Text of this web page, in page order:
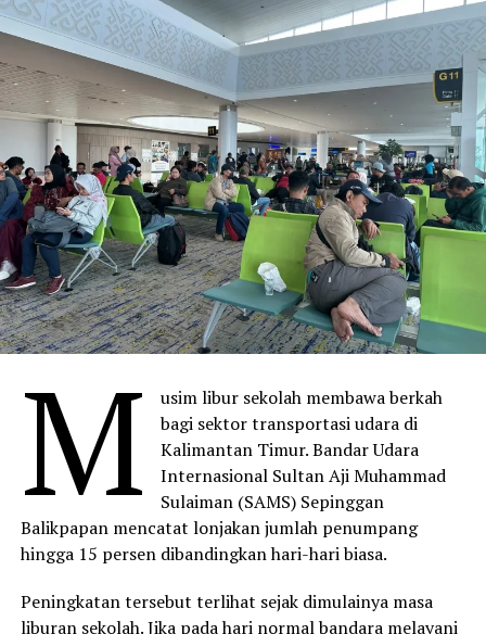
M
usim libur sekolah membawa berkah
bagi sektor transportasi udara di
Kalimantan Timur. Bandar Udara
Internasional Sultan Aji Muhammad
Sulaiman (SAMS) Sepinggan
Balikpapan mencatat lonjakan jumlah penumpang
hingga 15 persen dibandingkan hari-hari biasa.
Peningkatan tersebut terlihat sejak dimulainya masa
liburan sekolah. Jika pada hari normal bandara melayani